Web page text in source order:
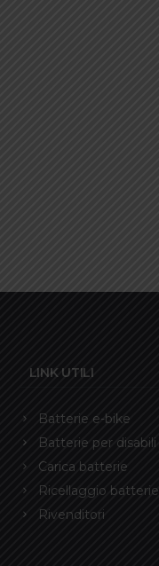
LINK UTILI
Batterie e-bike
Batterie per disabili
Carica batterie
Ricellaggio batterie
Rivenditori